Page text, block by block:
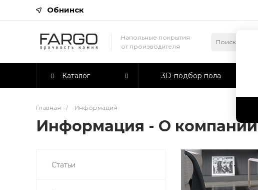
Обнинск
Напольные покрытия
от производителя
Каталог 3D-подбор пола
Главная / Информация
Информация - О компании
Статьи